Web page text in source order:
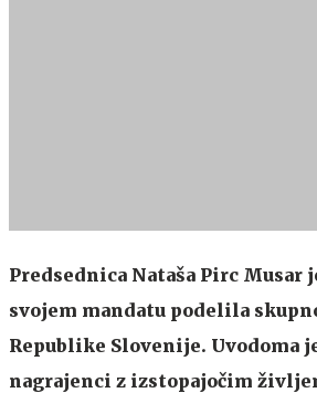
Predsednica Nataša Pirc Musar
svojem mandatu podelila
Republike Slovenije. Uvodoma
nagrajenci z izstopajočim